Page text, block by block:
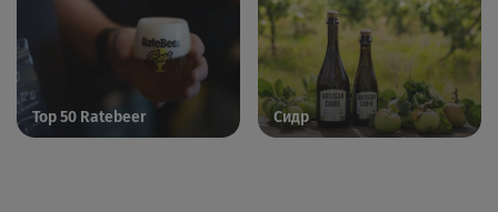
Top 50 Ratebeer Сидр